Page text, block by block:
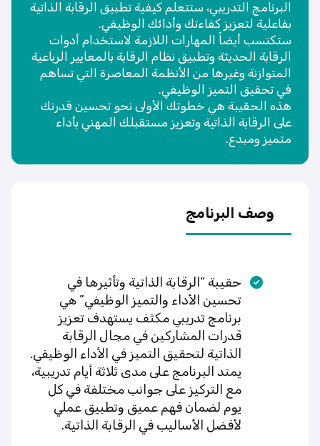
البرنامج التدريبي، ستتعلم كيفية تطبيق الرقابة الذاتية
بفاعلية لتعزيز كفاءتك وأدائك الوظيفي.
ستكتسب أيضاً المهارات اللازمة لاستخدام أدوات
الرقابة الحديثة وتطبيق نظام الرقابة بالمعايير الرباعية
المتوازنة وغيرها من الأنظمة المعاصرة التي تساهم
في تحقيق التميز الوظيفي.
هذه الحقيبة هي خطوتك الأولى نحو تحسين قدرتك
على الرقابة الذاتية وتعزيز مستقبلك المهني بأداء
متميز ومبدع.
وصف البرنامج
حقيبة “الرقابة الذاتية وتأثيرها في
تحسين الأداء والتميز الوظيفي” هي
برنامج تدريبي مكثف يستهدف تعزيز
قدرات المشاركين في مجال الرقابة
الذاتية لتحقيق التميز في الأداء الوظيفي.
يمتد البرنامج على مدى ثلاثة أيام تدريبية،
مع التركيز على جوانب مختلفة في كل
يوم لضمان فهم عميق وتطبيق عملي
لأفضل الأساليب في الرقابة الذاتية.